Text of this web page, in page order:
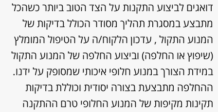
דואגים לביצוע התקנות על הצד הטוב ביותר כשהכל
מתבצע במסגרת תהליך מסודר הכולל בדיקות של
המנוע התקול , עדכון הלקוח/ה על הטיפול המומלץ
(שיפוץ או החלפה) וביצוע החלפה של המנוע התקול
במידת הצורך במנוע חלופי איכותי שמסופק על ידנו.
ההחלפה מתבצעת בצורה יסודית וכוללת בדיקות
תקינות מקיפות של המנוע החלופי טרם ההתקנה